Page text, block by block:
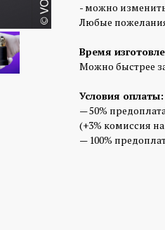
- можно
Любые
Время
Можно быстрее
Условия оплаты:
— 50%
(+3% комиссия
— 100%